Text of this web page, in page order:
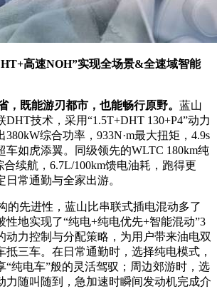
高速NOH”实现全场景&全速域智能
，既能游刃都市，也能畅行原野。 蓝山
技术，采用“1.5T+DHT 130+P4”动力
综合功率，933N·m最大扭矩，4.9s
车如虎添翼。同级领先的WLTC 180km纯
合续航，6.7L/100km馈电油耗，跑得更
常通勤与全家出游。
的先进性，蓝山比串联式插电混动多了
性地实现了“纯电+纯电优先+智能混动”3
动力控制与分配策略，为用户带来油电双
抵三车。在日常通勤时，选择纯电模式，
“纯电车”般的灵活驾驭；周边郊游时，选
力随叫随到，急加速时瞬间发动机完成介